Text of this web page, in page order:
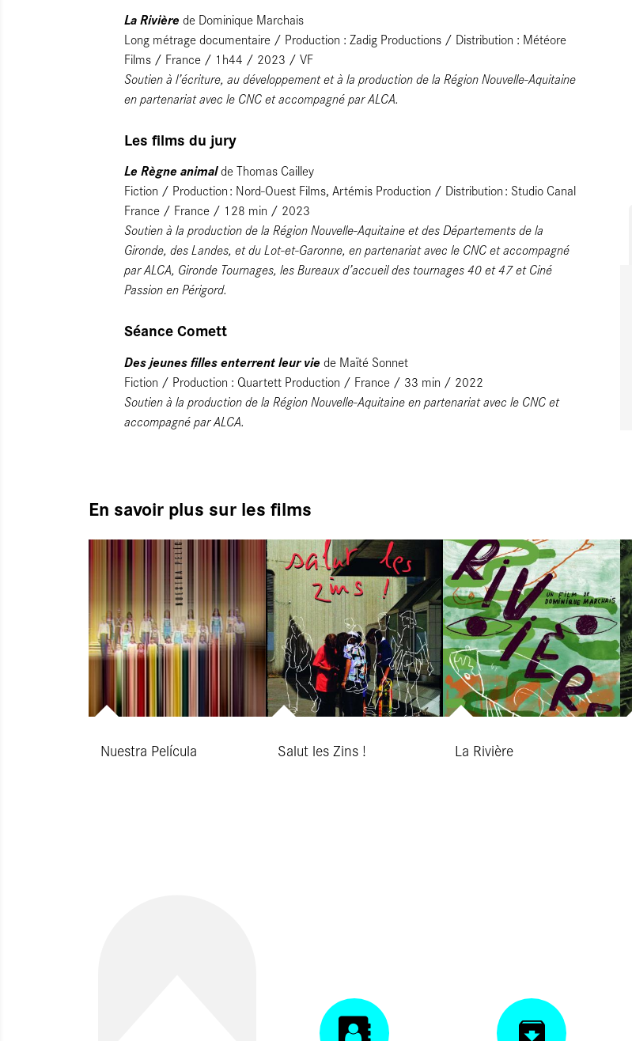
La Rivière de Dominique Marchais
Long métrage documentaire / Production : Zadig Productions / Distribution : Météore
Films / France / 1h44 / 2023 / VF
Soutien à l’écriture, au développement et à la production de la Région Nouvelle-Aquitaine
en partenariat avec le CNC et accompagné par ALCA.
Les films du jury
Le Règne animalde Thomas Cailley
Fiction / Production : Nord-Ouest Films, Artémis Production / Distribution : Studio Canal
France / France / 128 min / 2023
Soutien à la production de la Région Nouvelle-Aquitaine et des Départements de la
Gironde, des Landes, et du Lot-et-Garonne, en partenariat avec le CNC et accompagné
par ALCA, Gironde Tournages, les Bureaux d’accueil des tournages 40 et 47 et Ciné
Passion en Périgord.
Séance Comett
Des jeunes filles enterrent leur vie de Maïté Sonnet
Fiction / Production : Quartett Production / France / 33 min / 2022
Soutien à la production de la Région Nouvelle-Aquitaine en partenariat avec le CNC et
accompagné par ALCA.
En savoir plus sur les films
Nuestra Película Salut les Zins ! La Rivière